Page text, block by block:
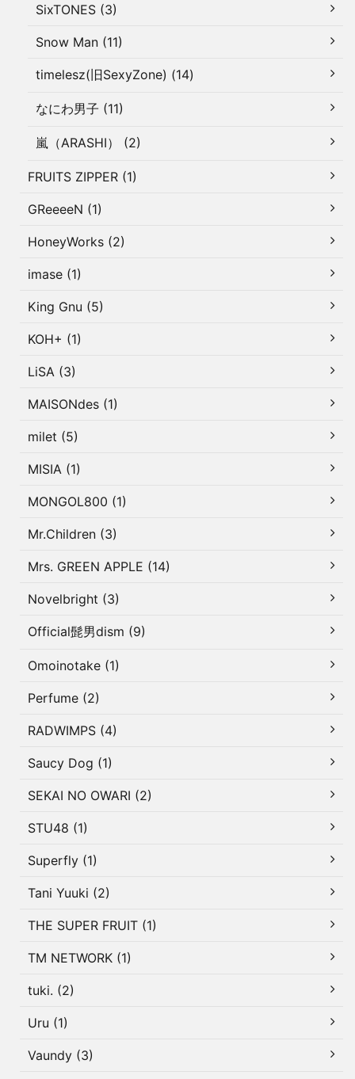
SixTONES (3)
Snow Man (11)
timelesz(旧SexyZone) (14)
なにわ男子 (11)
嵐（ARASHI） (2)
FRUITS ZIPPER (1)
GReeeeN (1)
HoneyWorks (2)
imase (1)
King Gnu (5)
KOH+ (1)
LiSA (3)
MAISONdes (1)
milet (5)
MISIA (1)
MONGOL800 (1)
Mr.Children (3)
Mrs. GREEN APPLE (14)
Novelbright (3)
Official髭男dism (9)
Omoinotake (1)
Perfume (2)
RADWIMPS (4)
Saucy Dog (1)
SEKAI NO OWARI (2)
STU48 (1)
Superfly (1)
Tani Yuuki (2)
THE SUPER FRUIT (1)
TM NETWORK (1)
tuki. (2)
Uru (1)
Vaundy (3)